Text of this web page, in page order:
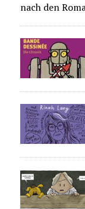
nach den